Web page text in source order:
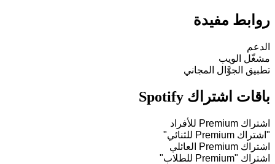
روابط مفيدة
الدعم
مشغّل الويب
تطبيق الجوَّال المجاني
باقات اشتراك Spotify
اشتراك Premium للأفراد
"اشتراك Premium للثنائي"
اشتراك Premium العائلي
اشتراك "Premium للطلاب"